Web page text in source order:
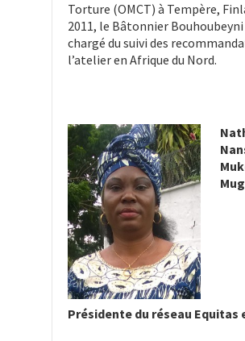
Torture (OMCT) à Tempère,
2011, le Bâtonnier
chargé du suivi des
l’atelier en Afrique du Nord.
Présidente du réseau Equitas